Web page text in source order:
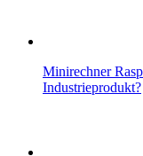
Minirechner
Industrieprodukt?